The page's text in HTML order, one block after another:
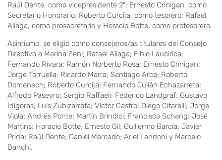
Raúl Dente, como vicepresidente 2º; Ernesto Crinigan, como
Secretario Honorario; Roberto Curcija, como tesorero; Rafael
Aliaga, como prosecretario y Horacio Botte, como protesorero.
Asimismo, se eligió como consejeros/as titulares del Consejo
Directivo a Marina Zeni; Rafael Aliaga; Elbio Laucirica;
Fernando Rivara; Ramón Norberto Rosa; Ernesto Crinigan;
Jorge Torruella; Ricardo Marra; Santiago Arce; Roberto
Domenech; Roberto Curcija; Fernando Julián Echazarreta;
Alfredo Paseyro; Sergio Raffaeli; Federico Landgraf; Gustavo
Idígoras; Luis Zubizarreta; Víctor Castro; Diego Cifarelli; Jorge
Viola; Andrés Ponte; Martín Brindici; Francisco Schang; José
Martins; Horacio Botte; Ernesto Gil; Guillermo García; Javier
Prida; Raúl Dente; Daniel Mercado; Ariel Landoni y Marcelo
Banchi.